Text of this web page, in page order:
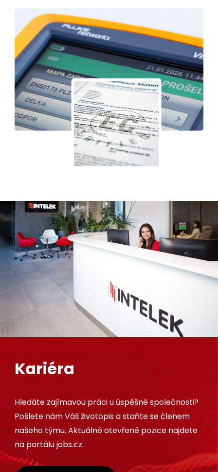
Kariéra
Hledáte zajímavou práci u úspěšné společnosti?
Pošlete nám Váš životopis a staňte se členem
našeho týmu. Aktuálně otevřené pozice najdete
na portálu jobs.cz.